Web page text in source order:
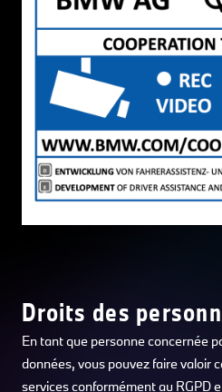
Droits des
En tant que personne concernée
données, vous pouvez faire valoir
services conformément au RGPD